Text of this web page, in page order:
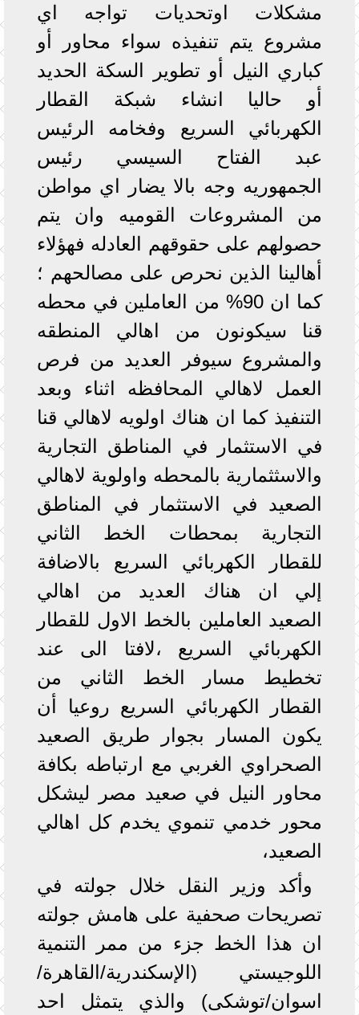
مشكلات اوتحديات تواجه اي
مشروع يتم تنفيذه سواء محاور أو
كباري النيل أو تطوير السكة الحديد
أو حاليا انشاء شبكة القطار
الكهربائي السريع وفخامه الرئيس
عبد الفتاح السيسي رئيس
الجمهوريه وجه بالا يضار اي مواطن
من المشروعات القوميه وان يتم
حصولهم على حقوقهم العادله فهؤلاء
أهالينا الذين نحرص على مصالحهم ؛
كما ان 90% من العاملين في محطه
قنا سيكونون من اهالي المنطقه
والمشروع سيوفر العديد من فرص
العمل لاهالي المحافظه اثناء وبعد
التنفيذ كما ان هناك اولويه لاهالي قنا
في الاستثمار في المناطق التجارية
والاسثثمارية بالمحطه واولوية لاهالي
الصعيد في الاستثمار في المناطق
التجارية بمحطات الخط الثاني
للقطار الكهربائي السريع بالاضافة
إلي ان هناك العديد من اهالي
الصعيد العاملين بالخط الاول للقطار
الكهربائي السريع ،لافتا الى عند
تخطيط مسار الخط الثاني من
القطار الكهربائي السريع روعيا أن
يكون المسار بجوار طريق الصعيد
الصحراوي الغربي مع ارتباطه بكافة
محاور النيل في صعيد مصر ليشكل
محور خدمي تنموي يخدم كل اهالي
الصعيد،
وأكد وزير النقل خلال جولته في
تصريحات صحفية على هامش جولته
ان هذا الخط جزء من ممر التنمية
اللوجيستي (الإسكندرية/القاهرة/
اسوان/توشكى) والذي يتمثل احد